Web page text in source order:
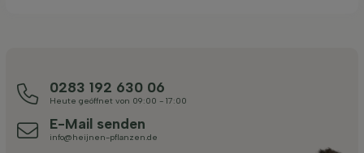
0283 192 630 06
Heute geöffnet von 09:00 - 17:00
E-Mail senden
info@heijnen-pflanzen.de